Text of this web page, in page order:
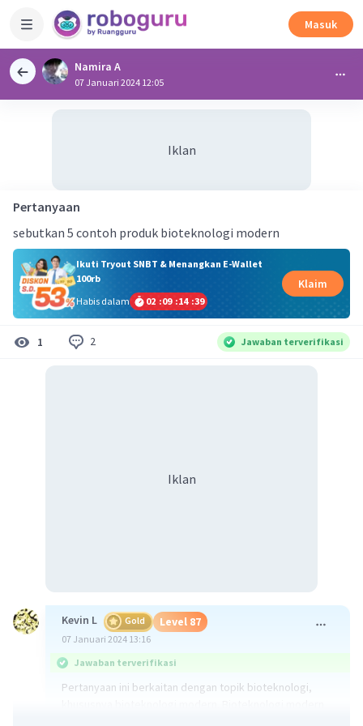
Masuk
Namira A
07 Januari 2024 12:05
Iklan
Pertanyaan
sebutkan 5 contoh produk bioteknologi modern
Ikuti Tryout SNBT & Menangkan E-Wallet
100rb
Habis dalam
02 :09 :14 :39
Klaim
1 2 Jawaban terverifikasi
Iklan
Kevin L Gold Level 87
07 Januari 2024 13:16
Jawaban terverifikasi
Pertanyaan ini berkaitan dengan topik bioteknologi,